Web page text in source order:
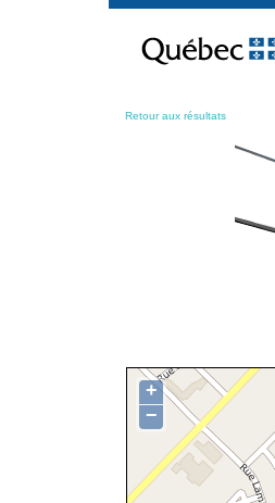
contenu
Retour aux résultats
+
−